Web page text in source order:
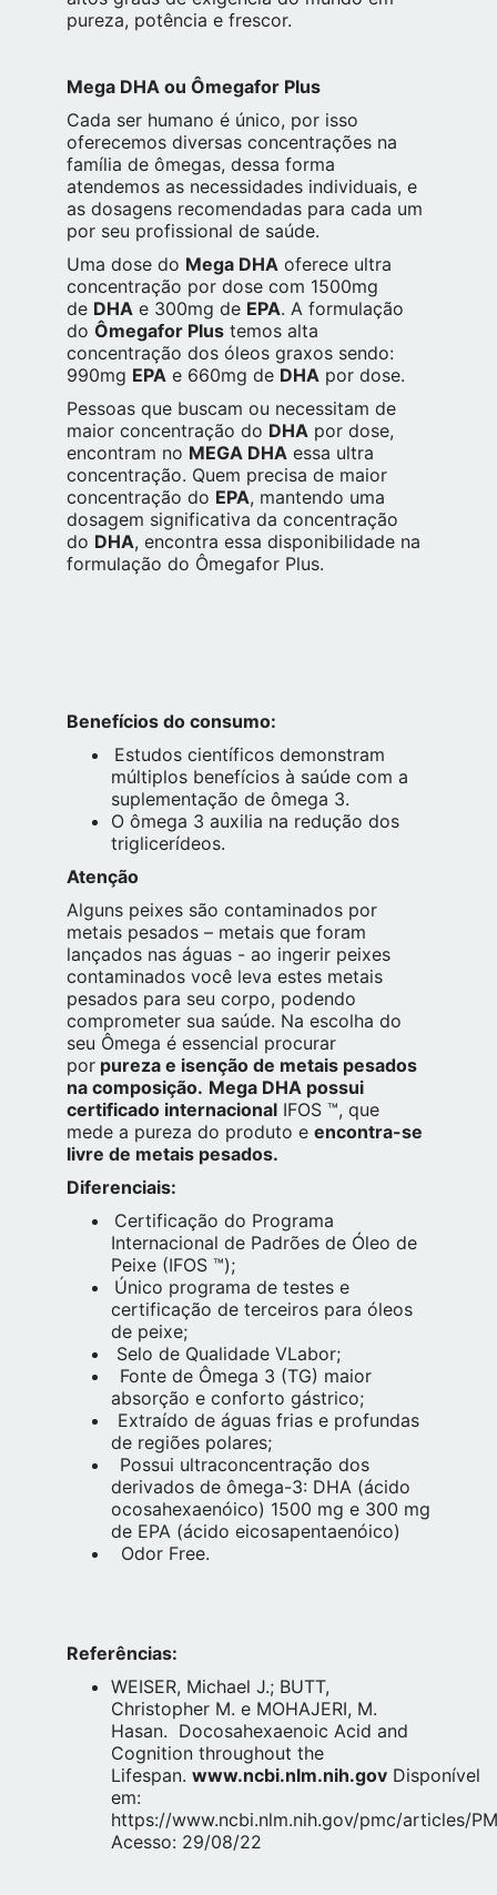
pureza, potência e frescor.
Mega DHA ou Ômegafor Plus
Cada ser humano é único, por isso
oferecemos diversas concentrações na
família de ômegas, dessa forma
atendemos as necessidades individuais, e
as dosagens recomendadas para cada um
por seu profissional de saúde.
Uma dose do Mega DHA oferece ultra
concentração por dose com 1500mg
de DHA e 300mg de EPA. A formulação
do Ômegafor Plus temos alta
concentração dos óleos graxos sendo:
990mg EPA e 660mg de DHA por dose.
Pessoas que buscam ou necessitam de
maior concentração do DHA por dose,
encontram no MEGA DHA essa ultra
concentração. Quem precisa de maior
concentração do EPA, mantendo uma
dosagem significativa da concentração
do DHA, encontra essa disponibilidade na
formulação do Ômegafor Plus.
Benefícios do consumo:
Estudos científicos demonstram
múltiplos benefícios à saúde com a
suplementação de ômega 3.
O ômega 3 auxilia na redução dos
triglicerídeos.
Atenção
Alguns peixes são contaminados por
metais pesados – metais que foram
lançados nas águas - ao ingerir peixes
contaminados você leva estes metais
pesados para seu corpo, podendo
comprometer sua saúde. Na escolha do
seu Ômega é essencial procurar
por pureza e isenção de metais pesados
na composição. Mega DHA possui
certificado internacional IFOS ™, que
mede a pureza do produto e encontra-se
livre de metais pesados.
Diferenciais:
Certificação do Programa
Internacional de Padrões de Óleo de
Peixe (IFOS ™);
Único programa de testes e
certificação de terceiros para óleos
de peixe;
Selo de Qualidade VLabor;
Fonte de Ômega 3 (TG) maior
absorção e conforto gástrico;
Extraído de águas frias e profundas
de regiões polares;
Possui ultraconcentração dos
derivados de ômega-3: DHA (ácido
ocosahexaenóico) 1500 mg e 300 mg
de EPA (ácido eicosapentaenóico)
Odor Free.
Referências:
WEISER, Michael J.; BUTT,
Christopher M. e MOHAJERI, M.
Hasan. Docosahexaenoic Acid and
Cognition throughout the
Lifespan. www.ncbi.nlm.nih.gov Disponível
em:
https://www.ncbi.nlm.nih.gov/pmc/articles/
Acesso: 29/08/22